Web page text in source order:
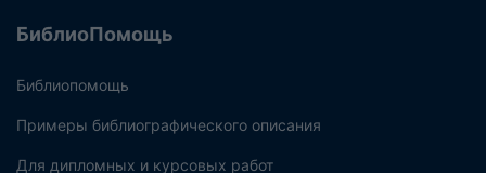
БиблиоПомощь
Библиопомощь
Примеры библиографического описания
Для дипломных и курсовых работ